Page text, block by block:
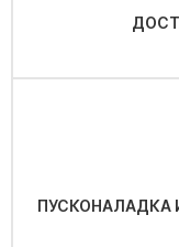
ПУСКОНАЛАДКА